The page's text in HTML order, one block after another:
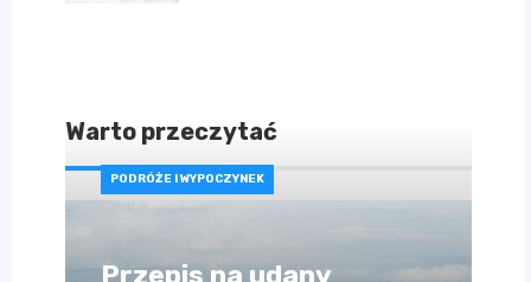
Warto przeczytać
PODRÓŻE I WYPOCZYNEK
Przepis na udany